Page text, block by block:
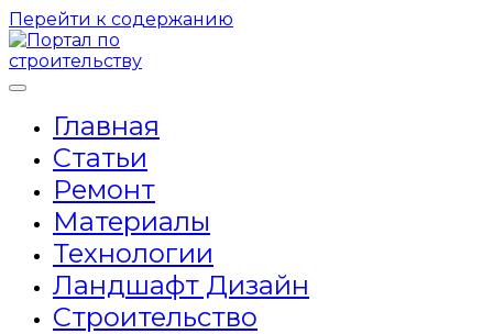
Перейти к содержанию
Главная
Статьи
Ремонт
Материалы
Технологии
Ландшафт Дизайн
Строительство